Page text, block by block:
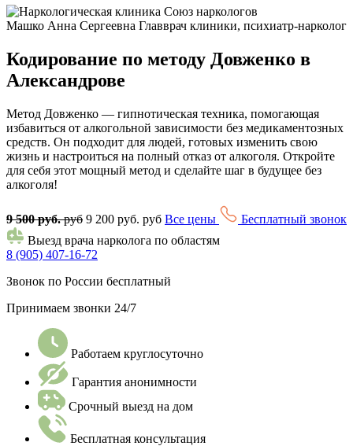
Машко Анна Сергеевна Главврач клиники, психиатр-нарколог
Кодирование по методу Довженко в
Александрове
Метод Довженко — гипнотическая техника, помогающая
избавиться от алкогольной зависимости без медикаментозных
средств. Он подходит для людей, готовых изменить свою
жизнь и настроиться на полный отказ от алкоголя. Откройте
для себя этот мощный метод и сделайте шаг в будущее без
алкоголя!
9 500 руб.руб 9 200 руб. руб Все цены
Бесплатный звонок
Выезд врача нарколога по областям
8 (905) 407-16-72
Звонок по России бесплатный
Принимаем звонки 24/7
Работаем круглосуточно
Гарантия анонимности
Срочный выезд на дом
Бесплатная консультация